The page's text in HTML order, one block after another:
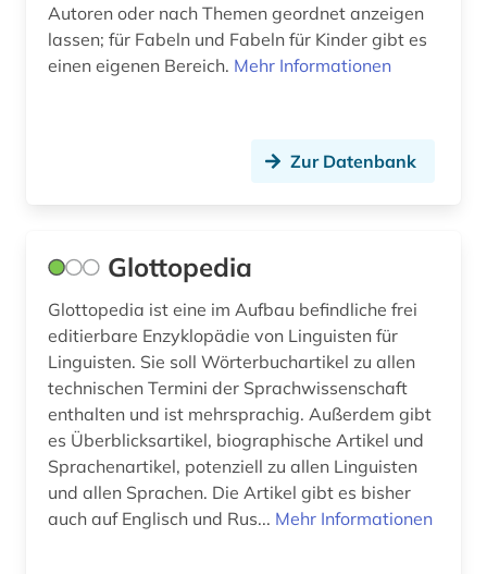
kulturwissenschaften (29)
landeskunde (13)
linguistik (4)
literatur (8)
literaturgeschichte (1)
literaturwissenschaft (37)
lothringen (1)
lusitanistik (16)
luxemburg (2)
luxemburger literaturarchiv (1)
Autoren oder nach Themen geordnet anzeigen
lassen; für Fabeln und Fabeln für Kinder gibt es
einen eigenen Bereich. Mehr Informationen
Zur Datenbank
Glottopedia
Glottopedia ist eine im Aufbau befindliche frei
editierbare Enzyklopädie von Linguisten für
Linguisten. Sie soll Wörterbuchartikel zu allen
technischen Termini der Sprachwissenschaft
enthalten und ist mehrsprachig. Außerdem gibt
es Überblicksartikel, biographische Artikel und
Sprachenartikel, potenziell zu allen Linguisten
und allen Sprachen. Die Artikel gibt es bisher
auch auf Englisch und Rus... Mehr Informationen